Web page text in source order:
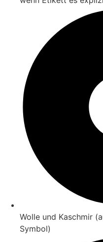
Wolle und Kaschmir
Symbol)